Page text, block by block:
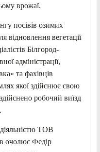
врожаї.
посівів озимих
відновлення вегетації
Білгород-
адміністрації,
та фахівців
якої здійснює свою
робочий виїзд
ТОВ
очолює Федір